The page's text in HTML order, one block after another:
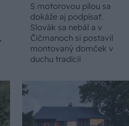
S motorovou pílou sa
dokáže aj podpísať.
Slovák sa nebál a v
Čičmanoch si postavil
montovaný domček v
duchu tradícií